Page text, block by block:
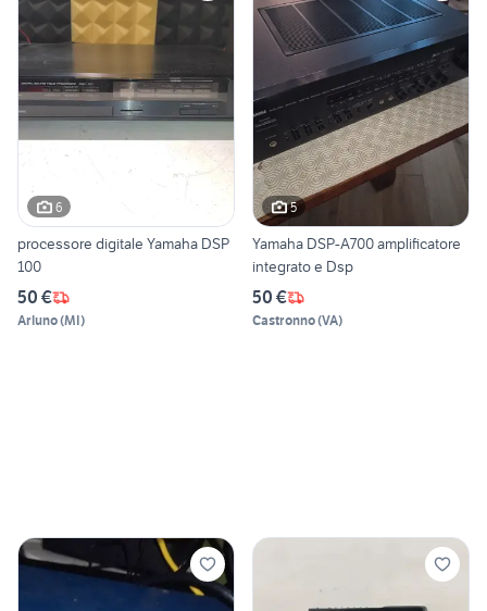
6
processore digitale Yamaha DSP
100
50 €
Arluno(MI)
5
Yamaha DSP-A700 amplificatore
integrato e Dsp
50 €
Castronno(VA)